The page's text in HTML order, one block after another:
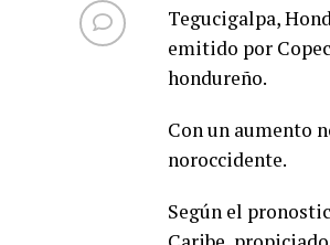
Tegucigalpa,
emitido por
hondureño.
Con un aumento
noroccidente.
Según el